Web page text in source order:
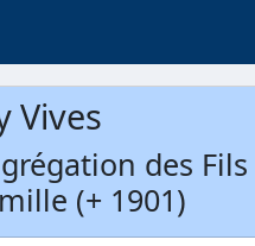
Vives
des Fils
(+ 1901)